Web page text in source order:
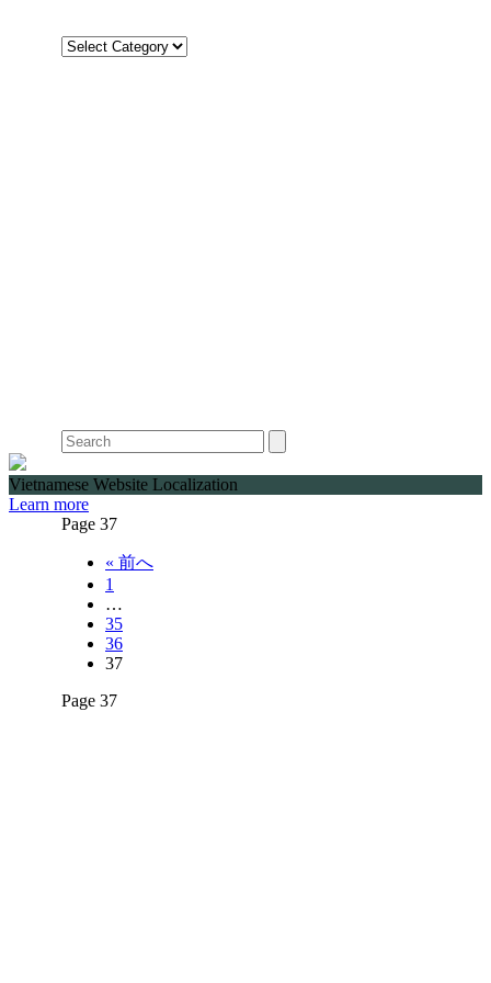
Vietnamese Website Localization
Learn more
Page 37
« 前へ
1
…
35
36
37
Page 37